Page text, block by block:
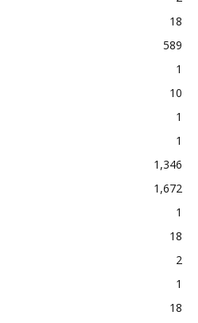
18
589
1
10
1
1
1,346
1,672
1
18
2
1
18